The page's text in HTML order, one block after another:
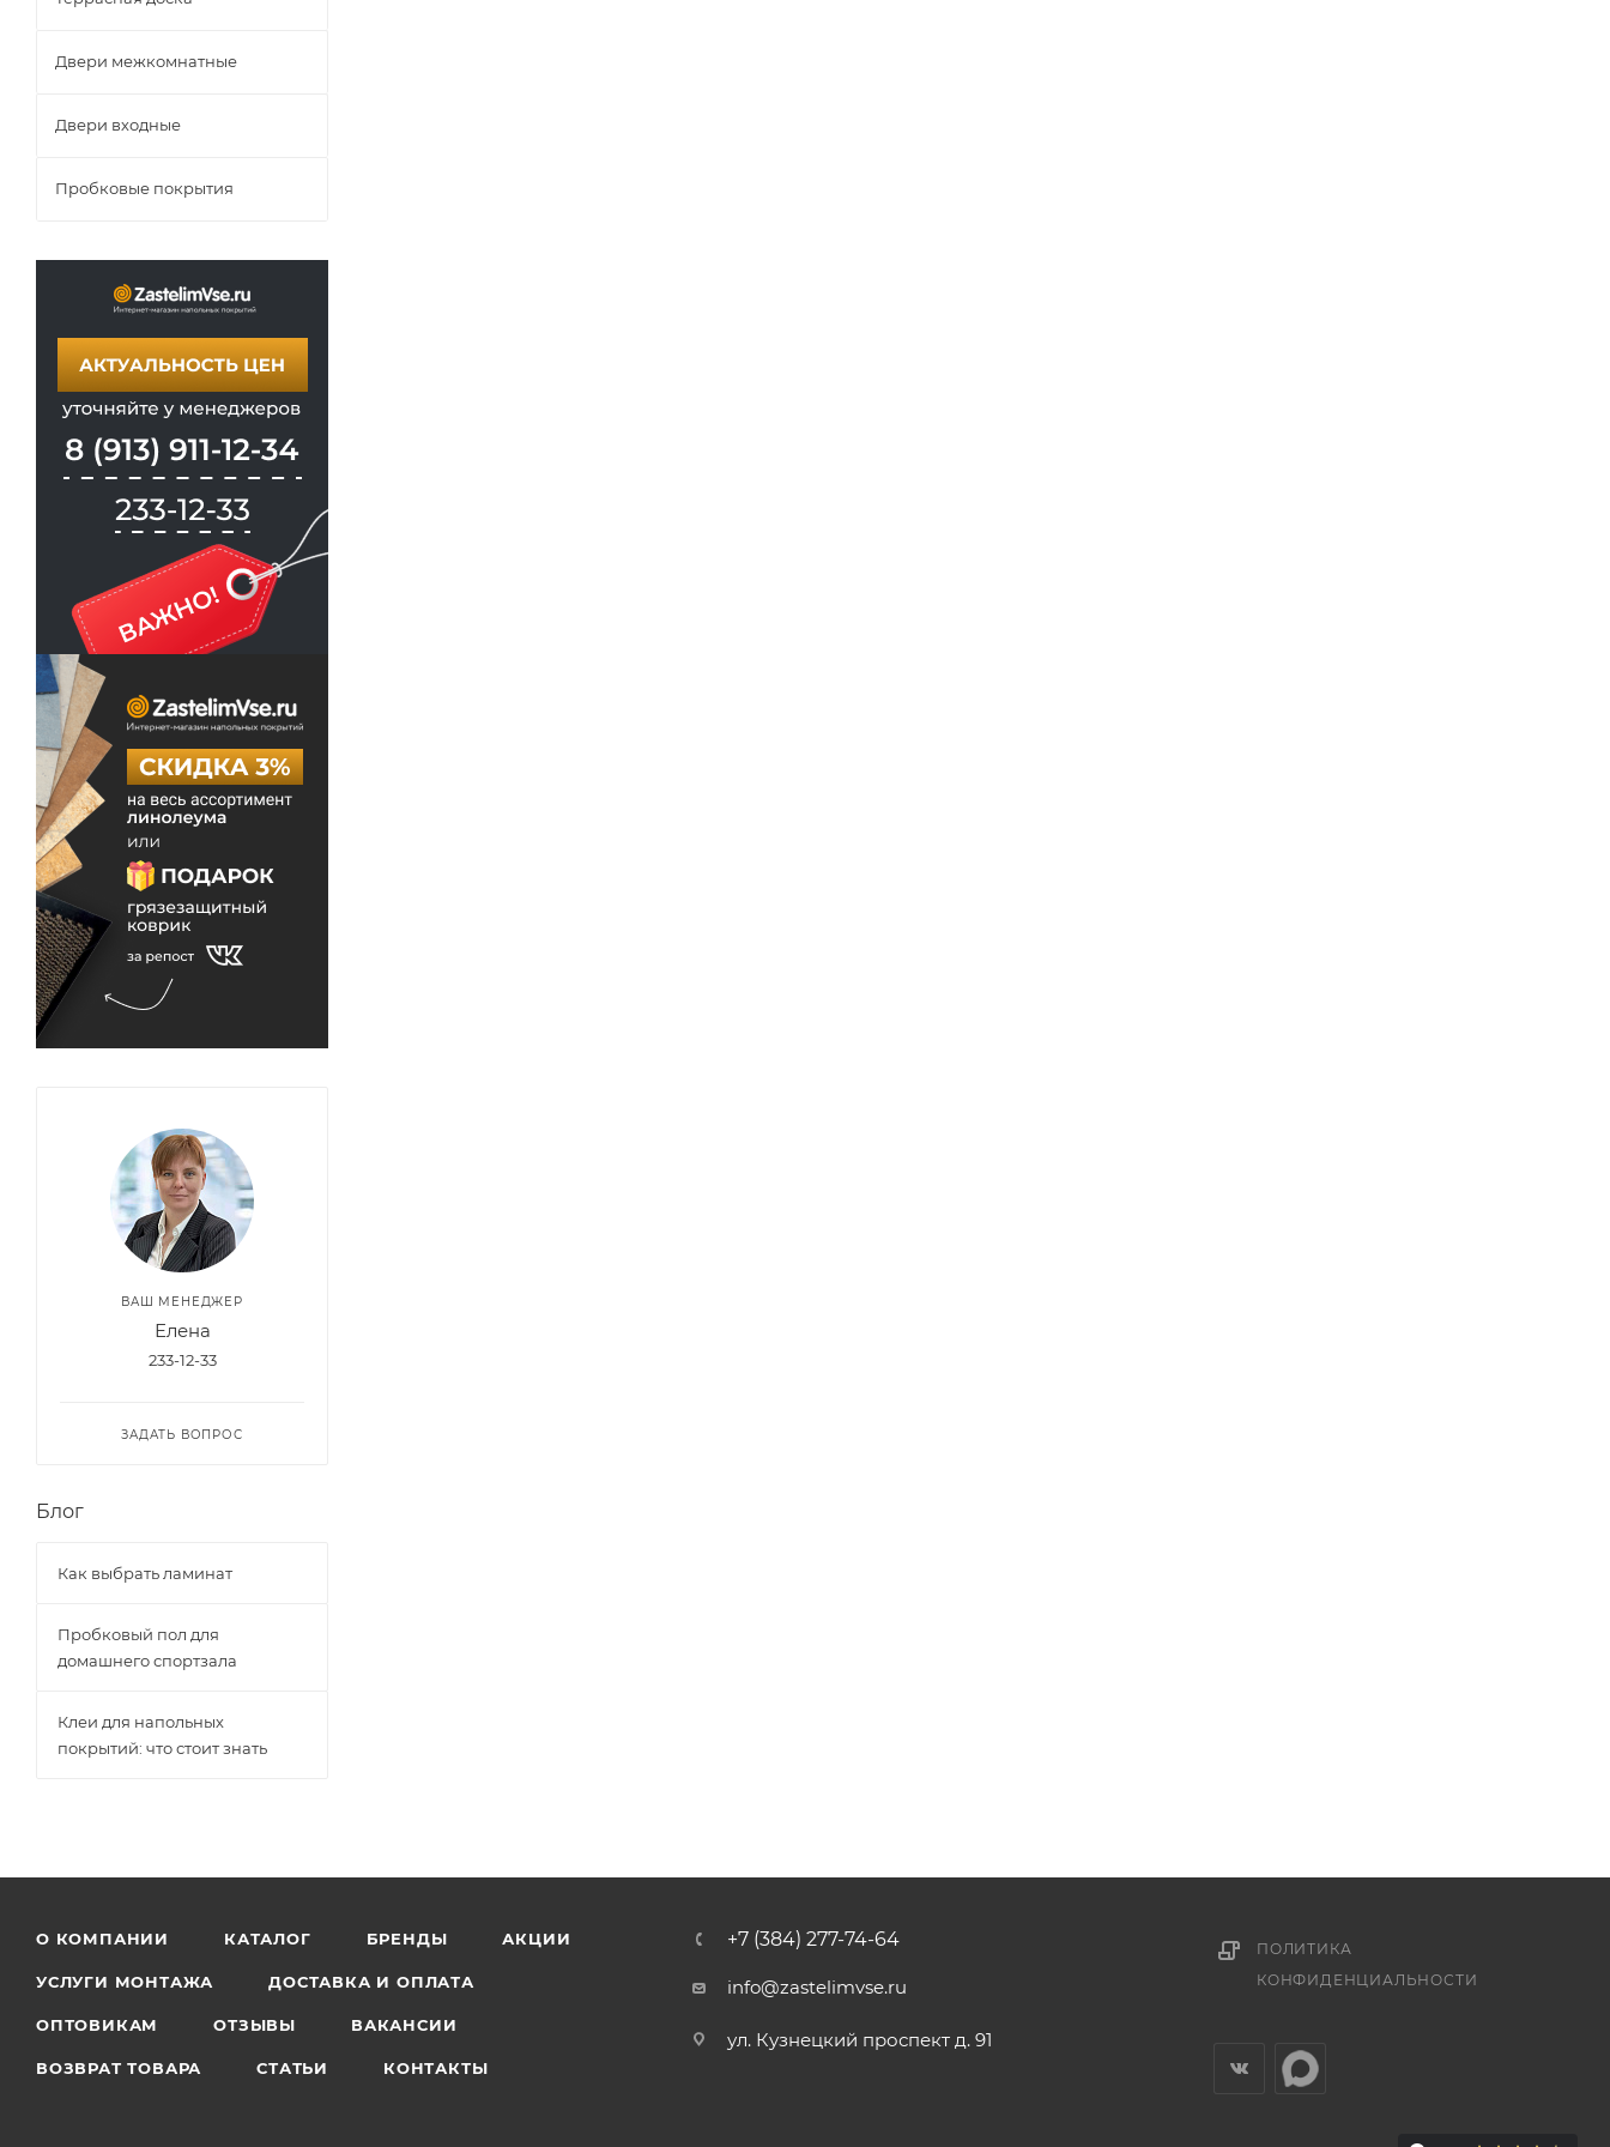
Двери межкомнатные
Двери входные
Пробковые покрытия
ВАШ МЕНЕДЖЕР
Елена
233-12-33
ЗАДАТЬ ВОПРОС
Блог
Как выбрать ламинат
Пробковый пол для
домашнего спортзала
Клеи для напольных
покрытий: что стоит знать
О КОМПАНИИ КАТАЛОГ БРЕНДЫ АКЦИИ
УСЛУГИ МОНТАЖА ДОСТАВКА И ОПЛАТА
ОПТОВИКАМ ОТЗЫВЫ ВАКАНСИИ
ВОЗВРАТ ТОВАРА СТАТЬИ КОНТАКТЫ
+7 (384) 277-74-64
info@zastelimvse.ru
ул. Кузнецкий проспект д. 91
ПОЛИТИКА
КОНФИДЕНЦИАЛЬНОСТИ